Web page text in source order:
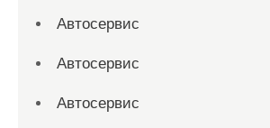
Автосервис
Автосервис
Автосервис